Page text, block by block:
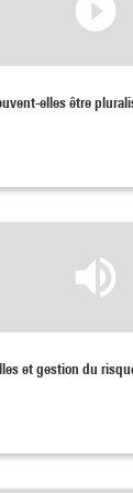
elles être
et gestion du